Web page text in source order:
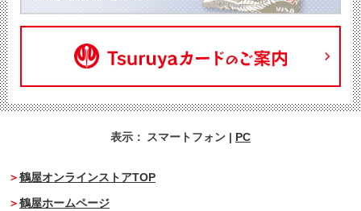
表示： スマートフォン | PC
鶴屋オンラインストアTOP
鶴屋ホームページ